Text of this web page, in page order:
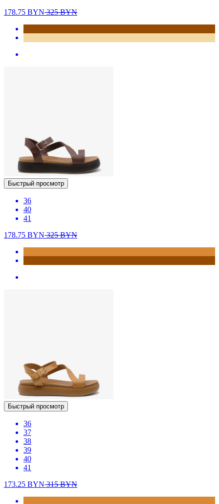
178.75 BYN325BYN
Быстрый просмотр
36
40
41
178.75 BYN325BYN
Быстрый просмотр
36
37
38
39
40
41
173.25 BYN315BYN